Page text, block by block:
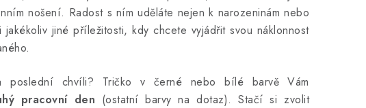
nošení. Radost s ním uděláte nejen k narozeninám nebo
jiné příležitosti, kdy chcete vyjádřit svou náklonnost
poslední chvíli? Tričko v černé nebo bílé barvě Vám
pracovní den (ostatní barvy na dotaz). Stačí si zvolit